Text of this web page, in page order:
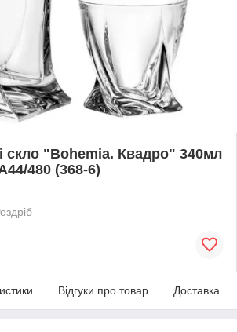
скло "Bohemia. Квадро" 340мл
480 (368-6)
Відгуки про товар Доставка